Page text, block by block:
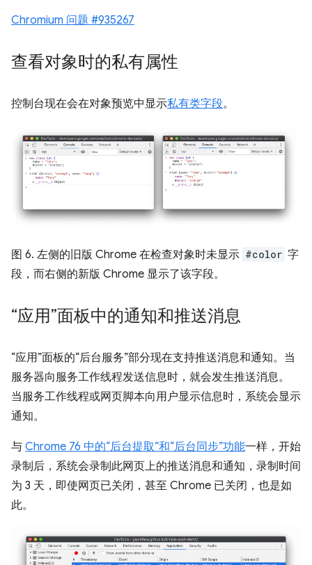
Chromium 问题 #935267
查看对象时的私有属性
控制台现在会在对象预览中显示私有类字段。
图 6. 左侧的旧版 Chrome 在检查对象时未显示 #color 字
段，而右侧的新版 Chrome 显示了该字段。
“应用”面板中的通知和推送消息
“应用”面板的“后台服务”部分现在支持推送消息和通知。当
服务器向服务工作线程发送信息时，就会发生推送消息。
当服务工作线程或网页脚本向用户显示信息时，系统会显示
通知。
与 Chrome 76 中的“后台提取”和“后台同步”功能一样，开始
录制后，系统会录制此网页上的推送消息和通知，录制时间
为 3 天，即使网页已关闭，甚至 Chrome 已关闭，也是如
此。